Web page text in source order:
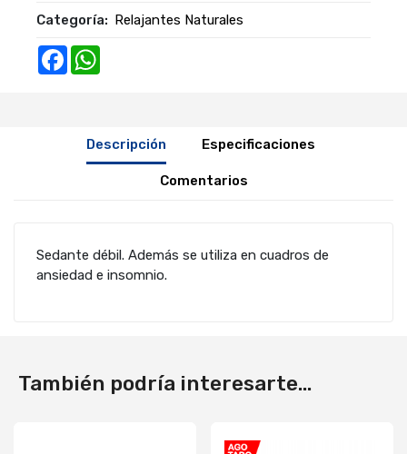
Categoría: Relajantes Naturales
Facebook
Descripción Especificaciones
Comentarios
Sedante débil. Además se utiliza en cuadros de
ansiedad e insomnio.
También podría interesarte...